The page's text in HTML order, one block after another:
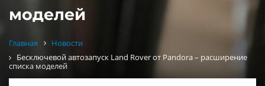
моделей
Главная
Новости
Бесключевой автозапуск Land Rover от Pandora – расширение
списка моделей